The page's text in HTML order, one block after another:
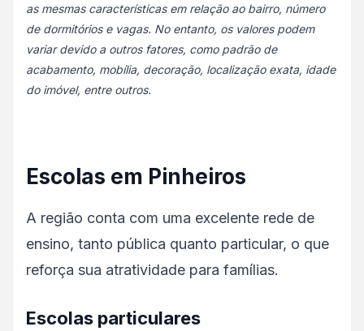
as mesmas características em relação ao bairro, número
de dormitórios e vagas. No entanto, os valores podem
variar devido a outros fatores, como padrão de
acabamento, mobília, decoração, localização exata, idade
do imóvel, entre outros.
Escolas em Pinheiros
A região conta com uma excelente rede de
ensino, tanto pública quanto particular, o que
reforça sua atratividade para famílias.
Escolas particulares